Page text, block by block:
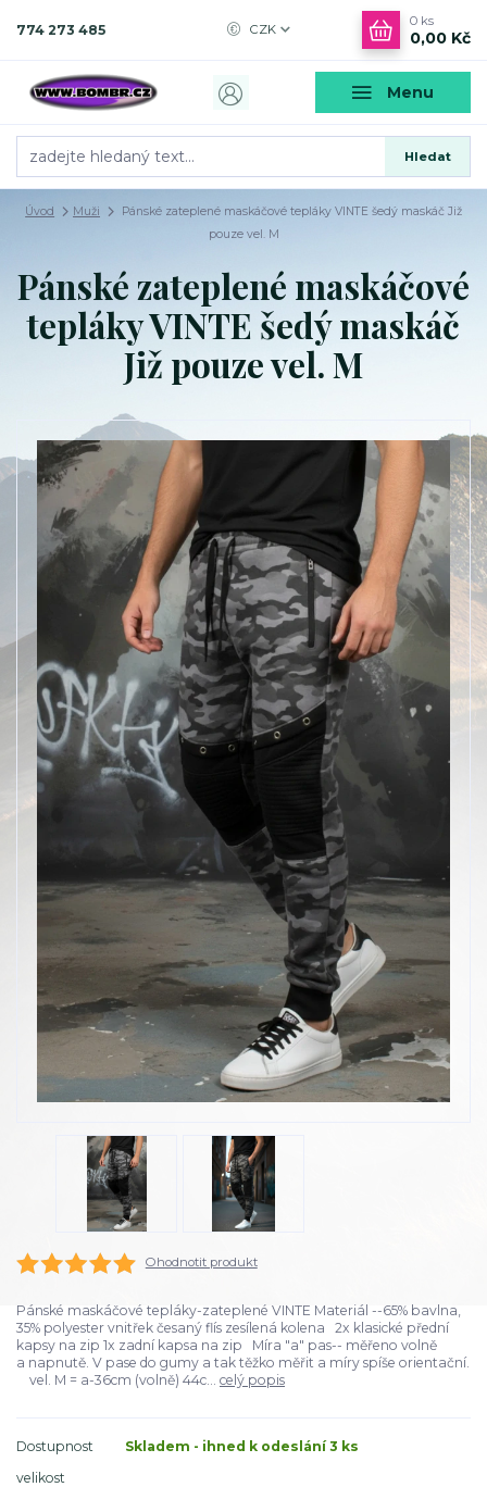
Menu
CZK
Hledat
774 273 485
0 ks
0,00 Kč
Úvod Muži
Pánské zateplené maskáčové tepláky VINTE šedý maskáč Již
pouze vel. M
Pánské zateplené maskáčové
tepláky VINTE šedý maskáč
Již pouze vel. M
Ohodnotit produkt
Pánské maskáčové tepláky-zateplené VINTE Materiál --65% bavlna,
35% polyester vnitřek česaný flís zesílená kolena 2x klasické přední
kapsy na zip 1x zadní kapsa na zip Míra "a" pas-- měřeno volně
a napnutě. V pase do gumy a tak těžko měřit a míry spíše orientační.
vel. M = a-36cm (volně) 44c... celý popis
Dostupnost
Skladem - ihned k odeslání 3 ks
velikost